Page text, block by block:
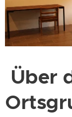
Über